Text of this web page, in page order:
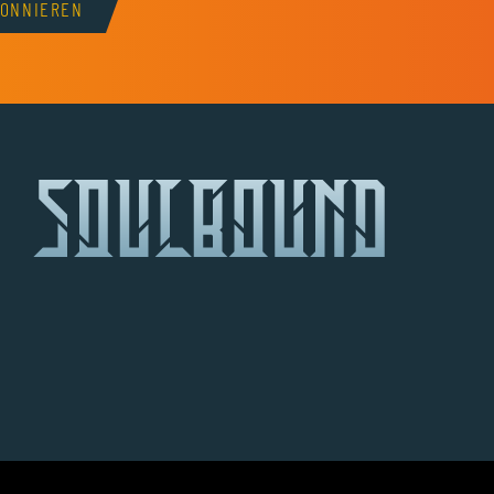
Server
Telegram-Kanal
unseren TikTok-Account